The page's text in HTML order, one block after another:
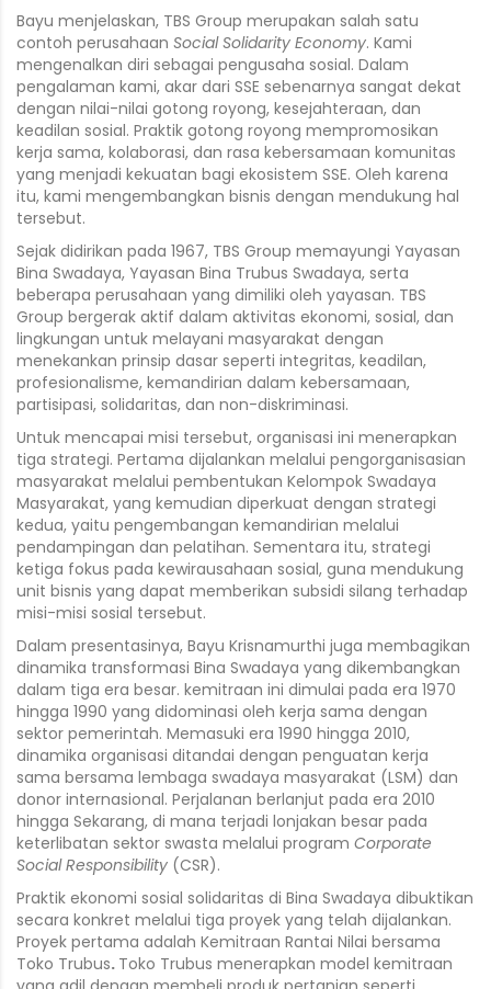
Bayu menjelaskan, TBS Group merupakan salah satu
contoh perusahaan Social Solidarity Economy. Kami
mengenalkan diri sebagai pengusaha sosial. Dalam
pengalaman kami, akar dari SSE sebenarnya sangat dekat
dengan nilai-nilai gotong royong, kesejahteraan, dan
keadilan sosial. Praktik gotong royong mempromosikan
kerja sama, kolaborasi, dan rasa kebersamaan komunitas
yang menjadi kekuatan bagi ekosistem SSE. Oleh karena
itu, kami mengembangkan bisnis dengan mendukung hal
tersebut.
Sejak didirikan pada 1967, TBS Group memayungi Yayasan
Bina Swadaya, Yayasan Bina Trubus Swadaya, serta
beberapa perusahaan yang dimiliki oleh yayasan. TBS
Group bergerak aktif dalam aktivitas ekonomi, sosial, dan
lingkungan untuk melayani masyarakat dengan
menekankan prinsip dasar seperti integritas, keadilan,
profesionalisme, kemandirian dalam kebersamaan,
partisipasi, solidaritas, dan non-diskriminasi.
Untuk mencapai misi tersebut, organisasi ini menerapkan
tiga strategi. Pertama dijalankan melalui pengorganisasian
masyarakat melalui pembentukan Kelompok Swadaya
Masyarakat, yang kemudian diperkuat dengan strategi
kedua, yaitu pengembangan kemandirian melalui
pendampingan dan pelatihan. Sementara itu, strategi
ketiga fokus pada kewirausahaan sosial, guna mendukung
unit bisnis yang dapat memberikan subsidi silang terhadap
misi-misi sosial tersebut.
Dalam presentasinya, Bayu Krisnamurthi juga membagikan
dinamika transformasi Bina Swadaya yang dikembangkan
dalam tiga era besar. kemitraan ini dimulai pada era 1970
hingga 1990 yang didominasi oleh kerja sama dengan
sektor pemerintah. Memasuki era 1990 hingga 2010,
dinamika organisasi ditandai dengan penguatan kerja
sama bersama lembaga swadaya masyarakat (LSM) dan
donor internasional. Perjalanan berlanjut pada era 2010
hingga Sekarang, di mana terjadi lonjakan besar pada
keterlibatan sektor swasta melalui program Corporate
Social Responsibility (CSR).
Praktik ekonomi sosial solidaritas di Bina Swadaya dibuktikan
secara konkret melalui tiga proyek yang telah dijalankan.
Proyek pertama adalah Kemitraan Rantai Nilai bersama
Toko Trubus. Toko Trubus menerapkan model kemitraan